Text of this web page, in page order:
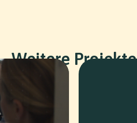
Weitere Projekte